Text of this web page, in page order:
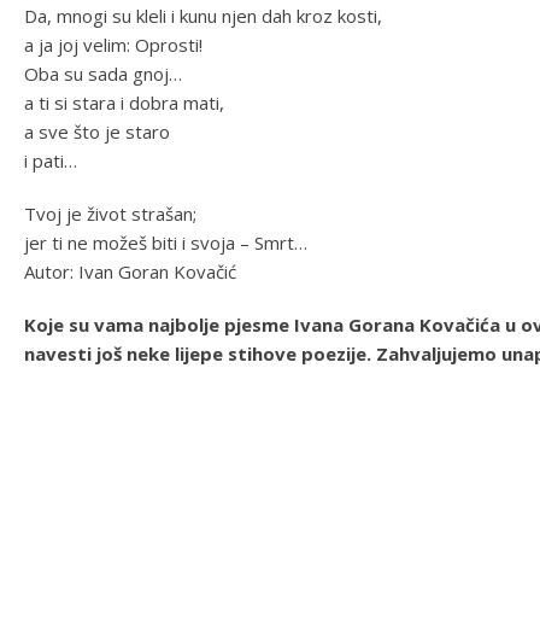
Da, mnogi su kleli i kunu njen dah kroz kosti,
a ja joj velim: Oprosti!
Oba su sada gnoj…
a ti si stara i dobra mati,
a sve što je staro
i pati…
Tvoj je život strašan;
jer ti ne možeš biti i svoja – Smrt…
Autor: Ivan Goran Kovačić
Koje su vama najbolje pjesme Ivana Gorana Kovačića u
navesti još neke lijepe stihove poezije. Zahvaljujemo